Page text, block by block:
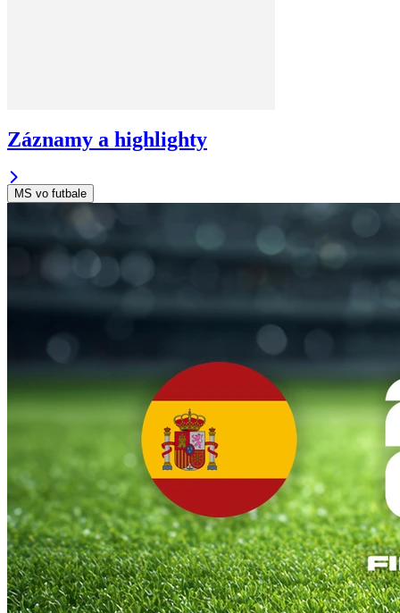
Záznamy a highlighty
MS vo futbale